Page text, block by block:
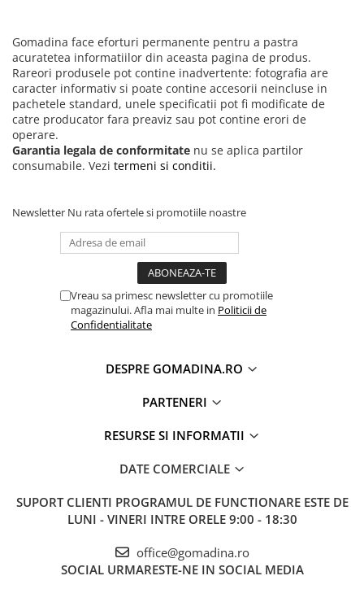
Gomadina face eforturi permanente pentru a pastra
acuratetea informatiilor din aceasta pagina de produs.
Rareori produsele pot contine inadvertente: fotografia are
caracter informativ si poate contine accesorii neincluse in
pachetele standard, unele specificatii pot fi modificate de
catre producator fara preaviz sau pot contine erori de
operare.
Garantia legala de conformitate nu se aplica partilor
consumabile. Vezi termeni si conditii.
Newsletter Nu rata ofertele si promotiile noastre
Vreau sa primesc newsletter cu promotiile
magazinului. Afla mai multe in Politicii de
Confidentialitate
DESPRE GOMADINA.RO
PARTENERI
RESURSE SI INFORMATII
DATE COMERCIALE
SUPORT CLIENTI PROGRAMUL DE FUNCTIONARE ESTE DE
LUNI - VINERI INTRE ORELE 9:00 - 18:30
office@gomadina.ro
SOCIAL URMARESTE-NE IN SOCIAL MEDIA